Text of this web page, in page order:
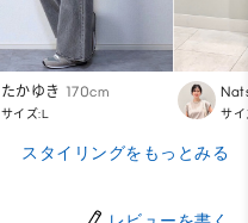
たかゆき 170cm
サイズ:L サ
スタイリングをもっとみる